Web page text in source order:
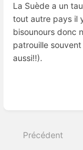
La Suède a un
tout autre pays il
bisounours donc
patrouille
aussi!!).
dePrécédent